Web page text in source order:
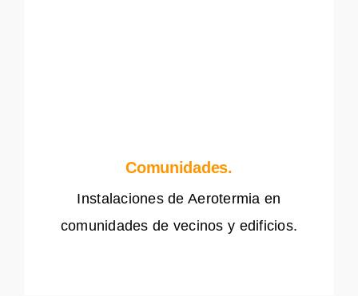
Comunidades.
Instalaciones de Aerotermia en
comunidades de vecinos y edificios.